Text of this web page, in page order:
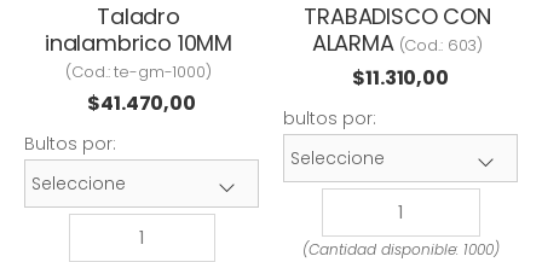
Taladro
inalambrico 10MM
(Cod.:te-gm-1000)
$41.470,00
Bultos por:
TRABADISCO CON
ALARMA(Cod.: 603)
$11.310,00
bultos por:
(Cantidad disponible: 1000)